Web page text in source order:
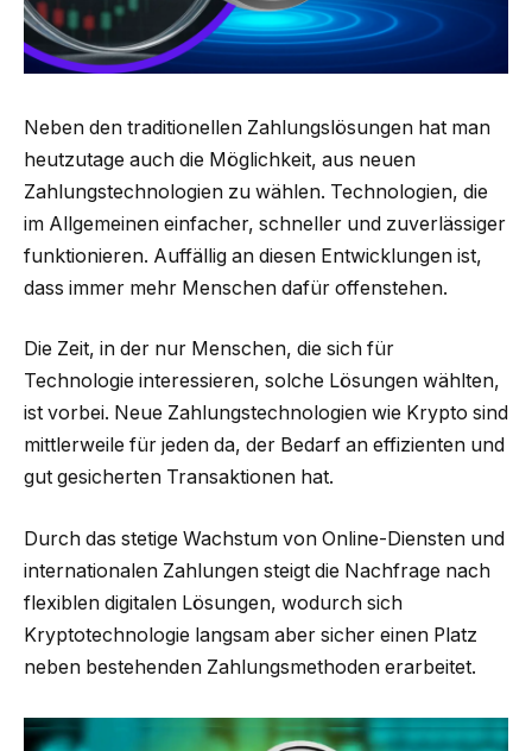
Neben den traditionellen Zahlungs­lösungen hat man
heutzutage auch die Möglichkeit, aus neuen
Zahlungstechnologien zu wählen. Technologien, die
im Allgemeinen einfacher, schneller und zuverlässiger
funktionieren. Auffällig an diesen Entwicklungen ist,
dass immer mehr Menschen dafür offenstehen.
Die Zeit, in der nur Menschen, die sich für
Technologie interessieren, solche Lösungen wählten,
ist vorbei. Neue Zahlungstechnologien wie Krypto sind
mittlerweile für jeden da, der Bedarf an effizienten und
gut gesicherten Transaktionen hat.
Durch das stetige Wachstum von Online-Diensten und
internationalen Zahlungen steigt die Nachfrage nach
flexiblen digitalen Lösungen, wodurch sich
Kryptotechnologie langsam aber sicher einen Platz
neben bestehenden Zahlungsmethoden erarbeitet.